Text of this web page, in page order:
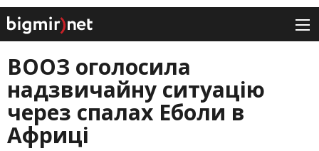
ВООЗ оголосила
надзвичайну ситуацію
через спалах Еболи в
Африці